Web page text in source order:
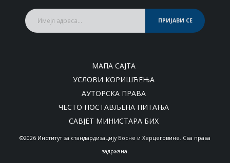
ПРИЈАВИ СЕ
МАПА САЈТА
УСЛОВИ КОРИШЋЕЊА
АУТОРСКА ПРАВА
ЧЕСТО ПОСТАВЉЕНА ПИТАЊА
САВЈЕТ МИНИСТАРА БИХ
©2026 Институт за стандардизацију Босне и Херцеговине. Сва права
задржана.